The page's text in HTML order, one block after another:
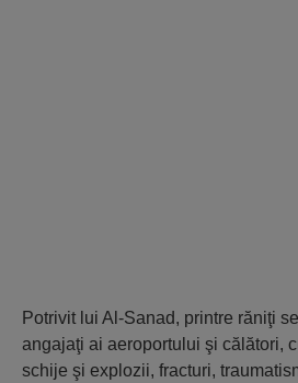
Potrivit lui Al-Sanad, printre răniţi
angajaţi ai aeroportului şi călători,
schije şi explozii, fracturi,